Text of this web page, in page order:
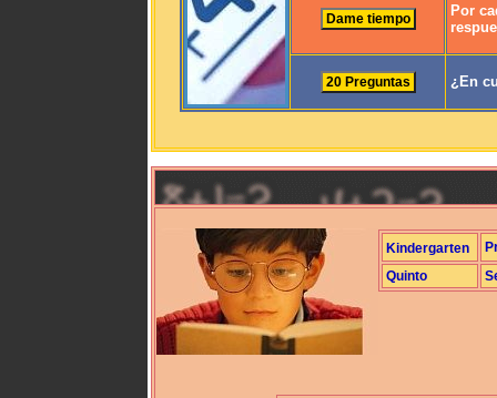
Por
¿En
Kindergarten
Quinto